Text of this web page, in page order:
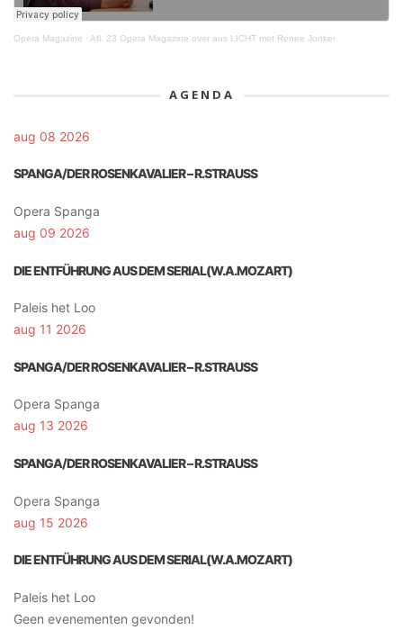
Opera Magazine · Afl. 23 Opera Magazine over aus LICHT met Renee Jonker
AGENDA
aug 08 2026
SPANGA/DER ROSENKAVALIER – R.STRAUSS
Opera Spanga
aug 09 2026
DIE ENTFÜHRUNG AUS DEM SERIAL(W.A.MOZART)
Paleis het Loo
aug 11 2026
SPANGA/DER ROSENKAVALIER – R.STRAUSS
Opera Spanga
aug 13 2026
SPANGA/DER ROSENKAVALIER – R.STRAUSS
Opera Spanga
aug 15 2026
DIE ENTFÜHRUNG AUS DEM SERIAL(W.A.MOZART)
Paleis het Loo
Geen evenementen gevonden!